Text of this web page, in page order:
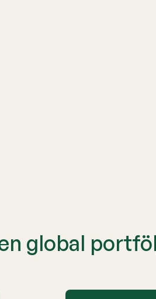
global